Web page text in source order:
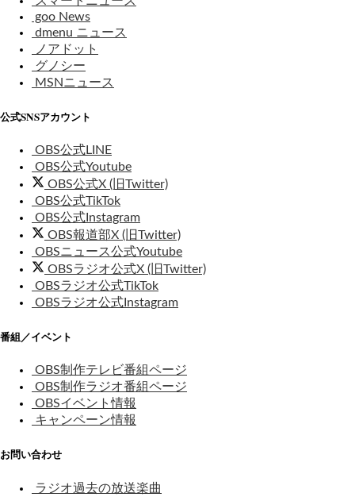
goo News
dmenu ニュース
ノアドット
グノシー
MSNニュース
公式SNSアカウント
OBS公式LINE
OBS公式Youtube
OBS公式X (旧Twitter)
OBS公式TikTok
OBS公式Instagram
OBS報道部X (旧Twitter)
OBSニュース公式Youtube
OBSラジオ公式X (旧Twitter)
OBSラジオ公式TikTok
OBSラジオ公式Instagram
番組／イベント
OBS制作テレビ番組ページ
OBS制作ラジオ番組ページ
OBSイベント情報
キャンペーン情報
お問い合わせ
ラジオ過去の放送楽曲